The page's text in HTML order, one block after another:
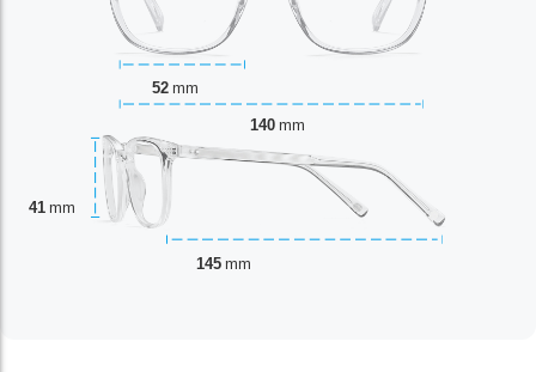
52 mm
41 mm
140 mm
145 mm